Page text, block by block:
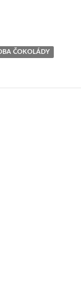
v Africe
ČOKOLÁDY